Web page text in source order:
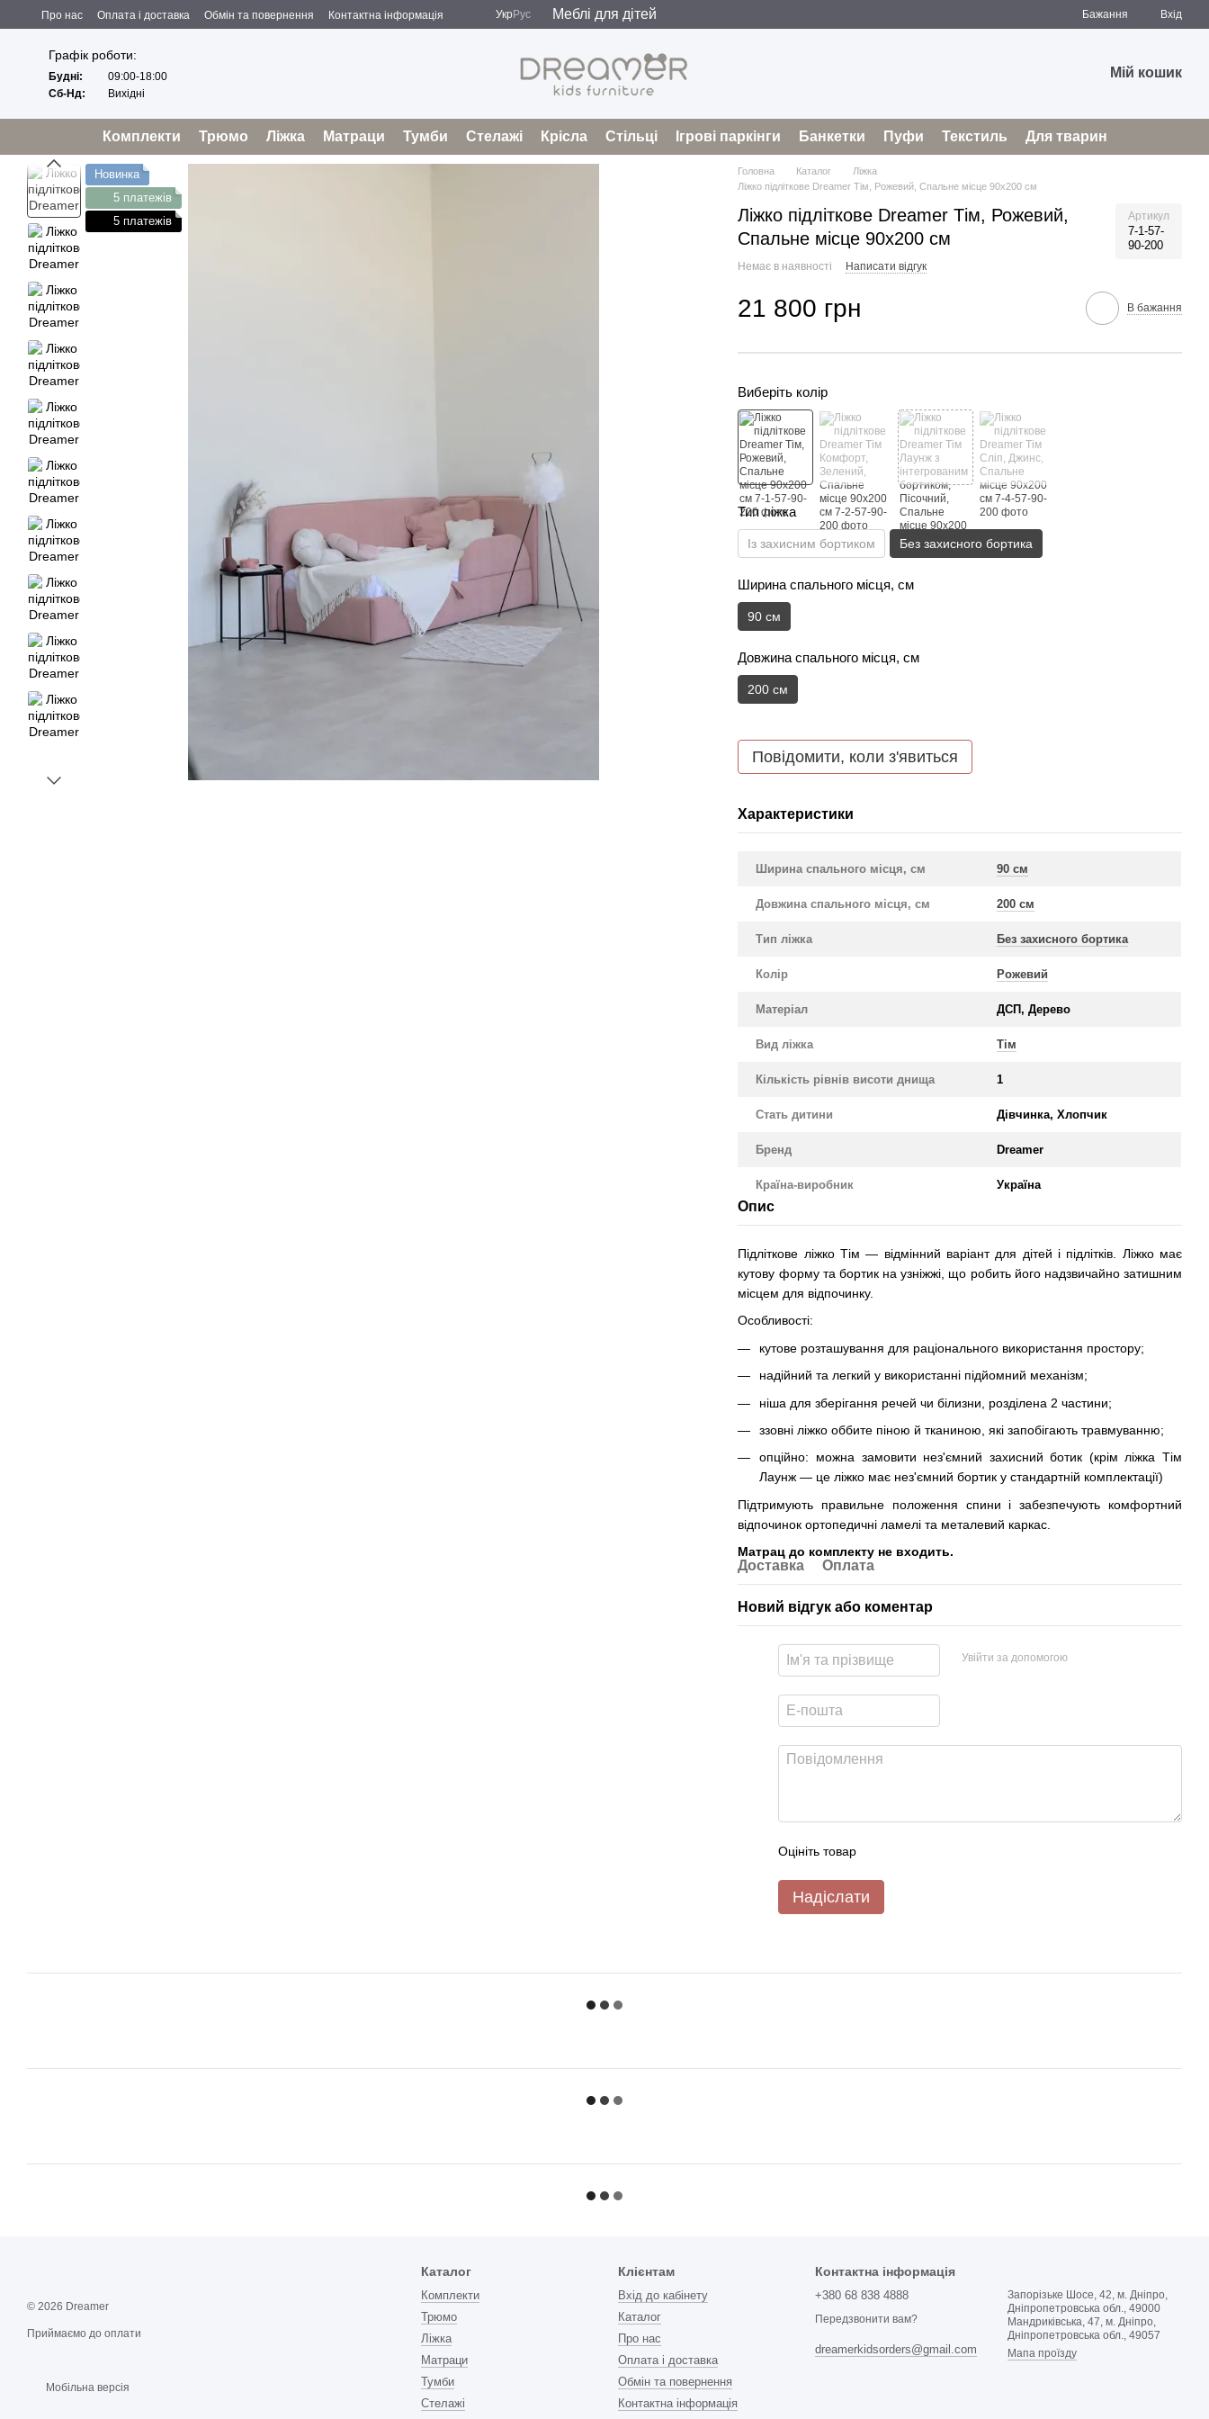
Перейти до основного контенту
Про нас Оплата і доставка Обмін та повернення
Контактна інформація
Угода користувача
Відгуки про магазин Політика конфіденційності Оферта
Укр Рус Меблі для дітей Бажання Вхід
Графік роботи:
Будні:
09:00-18:00
Сб-Нд:
Вихідні
Мій кошик
Комплекти Трюмо Ліжка Матраци Тумби Стелажі Крісла Стільці Ігрові паркінги Банкетки Пуфи Текстиль Для тварин
Новинка
5 платежів
5 платежів
Головна Каталог
Ліжка
Ліжко підліткове Dreamer Тім, Рожевий, Спальне місце 90х200 см
Ліжко підліткове Dreamer Тім, Рожевий,
Спальне місце 90х200 см
Артикул
7-1-57-
90-200
Немає в наявності Написати відгук
21 800 грн В бажання
Виберіть колір
Тип ліжка
Із захисним бортиком Без захисного бортика
Ширина спального місця, см
90 см
Довжина спального місця, см
200 см
Повідомити, коли з'явиться
Характеристики
Ширина спального місця, см 90 см
Довжина спального місця, см 200 см
Тип ліжка Без захисного бортика
Колір Рожевий
Матеріал ДСП, Дерево
Вид ліжка Тім
Кількість рівнів висоти днища 1
Стать дитини Дівчинка, Хлопчик
Бренд Dreamer
Країна-виробник Україна
Опис
Підліткове ліжко Тім — відмінний варіант для дітей і підлітків. Ліжко має
кутову форму та бортик на узніжжі, що робить його надзвичайно затишним
місцем для відпочинку.
Особливості:
кутове розташування для раціонального використання простору;
надійний та легкий у використанні підйомний механізм;
ніша для зберігання речей чи білизни, розділена 2 частини;
ззовні ліжко оббите піною й тканиною, які запобігають травмуванню;
опційно: можна замовити нез'ємний захисний ботик (крім ліжка Тім
Лаунж — це ліжко має нез'ємний бортик у стандартній комплектації)
Підтримують правильне положення спини і забезпечують комфортний
відпочинок ортопедичні ламелі та металевий каркас.
Матрац до комплекту не входить.
Доставка Оплата
Новий відгук або коментар
Увійти за допомогою
Оцініть товар
Надіслати
© 2026 Dreamer
Приймаємо до оплати
Мобільна версія
Каталог
Комплекти
Трюмо
Ліжка
Матраци
Тумби
Стелажі
Клієнтам
Вхід до кабінету
Каталог
Про нас
Оплата і доставка
Обмін та повернення
Контактна інформація
Контактна інформація
+380 68 838 4888
Передзвонити вам?
dreamerkidsorders@gmail.com
Запорізьке Шосе, 42, м. Дніпро,
Дніпропетровська обл., 49000
Мандриківська, 47, м. Дніпро,
Дніпропетровська обл., 49057
Мапа проїзду